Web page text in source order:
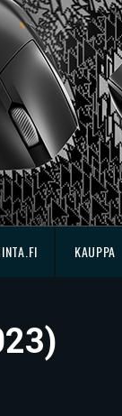
KAUPPA